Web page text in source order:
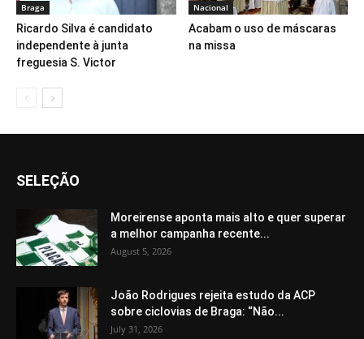
Braga
Ricardo Silva é candidato
independente à junta
freguesia S. Victor
Nacional
Acabam o uso de máscaras
na missa
SELEÇÃO
Moreirense aponta mais alto e quer superar
a melhor campanha recente...
August 5, 2026
João Rodrigues rejeita estudo da ACP
sobre ciclovias de Braga: “Não...
July 31, 2026